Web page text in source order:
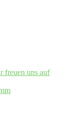
freuen uns auf